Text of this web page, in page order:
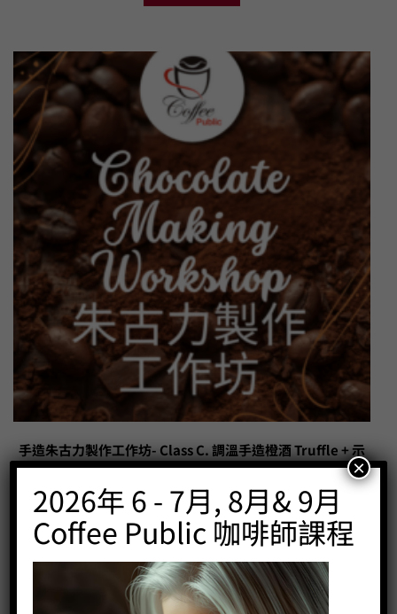
手造朱古力製作工作坊- Class C. 調溫手造橙酒 Truffle + 示
範榛子朱古力 Coffee Public
Price: HK$580.00
- +
BUY NOW
2026年 6 - 7月, 8月& 9月
Coffee Public 咖啡師課程
×